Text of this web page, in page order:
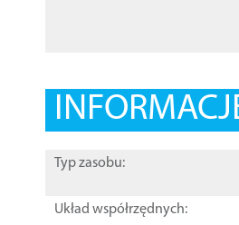
Typ zasobu:
Układ współrzędnych: